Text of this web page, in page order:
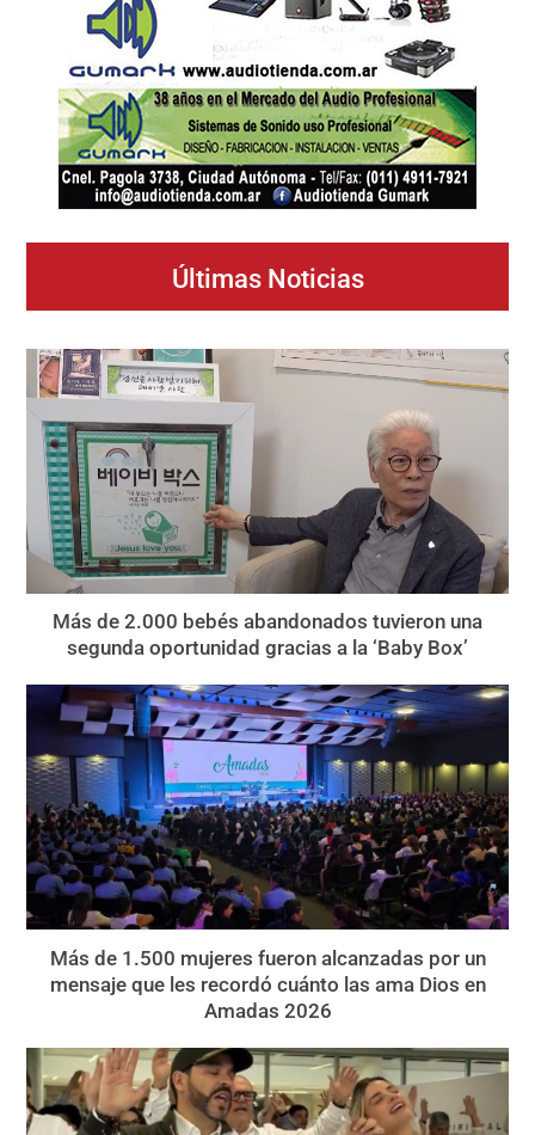
Últimas Noticias
Más de 2.000 bebés abandonados tuvieron una
segunda oportunidad gracias a la ‘Baby Box’
Más de 1.500 mujeres fueron alcanzadas por un
mensaje que les recordó cuánto las ama Dios en
Amadas 2026